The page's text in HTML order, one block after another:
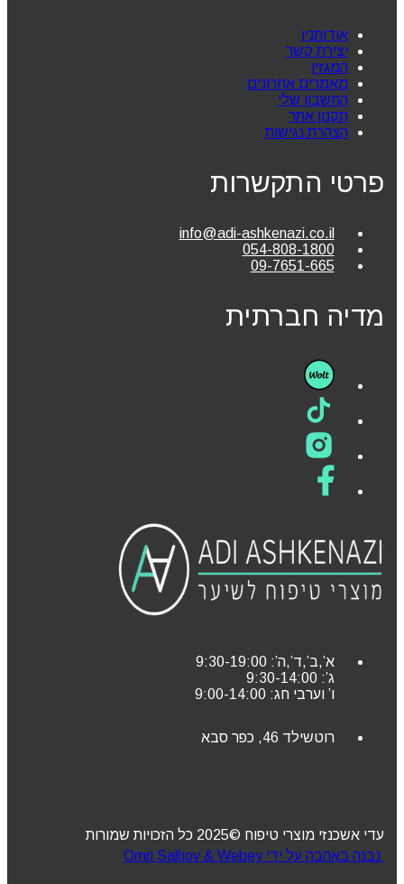
אודותניו
יצירת קשר
המגזין
מאמרים אחרונים
החשבון שלי
תקנון אתר
הצהרת נגישות
פרטי התקשרות
info@adi-ashkenazi.co.il
054-808-1800
09-7651-665
מדיה חברתית
א’,ב’,ד’,ה’: 9:30-19:00
ג’: 9:30-14:00
ו’ וערבי חג: 9:00-14:00
רוטשילד 46, כפר סבא
עדי אשכנזי מוצרי טיפוח ©2025 כל הזכויות שמורות
נבנה באהבה על ידי Omri Salhov & Webey